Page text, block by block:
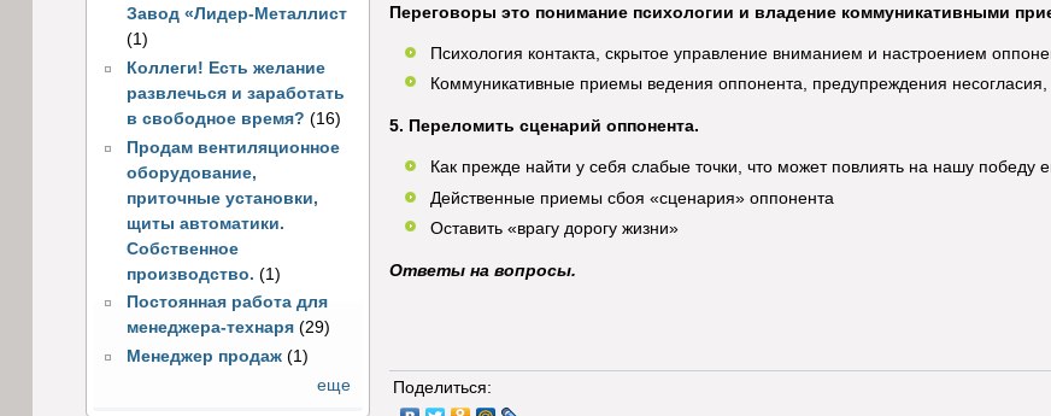
Завод «Лидер-Металлист
(1)
Коллеги! Есть желание
развлечься и заработать
в свободное время? (16)
Продам вентиляционное
оборудование,
приточные установки,
щиты автоматики.
Собственное
производство. (1)
Постоянная работа для
менеджера-технаря (29)
Менеджер продаж (1)
еще
Переговоры это понимание психологии и владение коммуникативными
Психология контакта, скрытое управление вниманием и настроением
Коммуникативные приемы ведения оппонента, предупреждения
5. Переломить сценарий оппонента.
Как прежде найти у себя слабые точки, что может повлиять на нашу победу
Действенные приемы сбоя «сценария» оппонента
Оставить «врагу дорогу жизни»
Ответы на вопросы.
Поделиться: